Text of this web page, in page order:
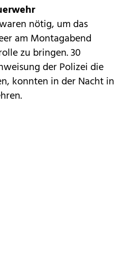
nötig, um das
am Montagabend
zu bringen. 30
der Polizei die
konnten in der Nacht in